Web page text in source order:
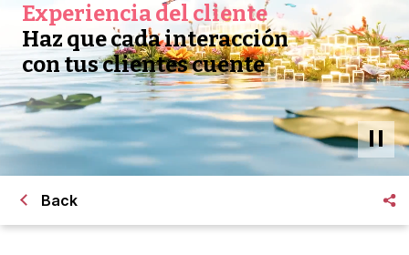
Experiencia del cliente
Haz que cada interacción
con tus clientes cuente
Back